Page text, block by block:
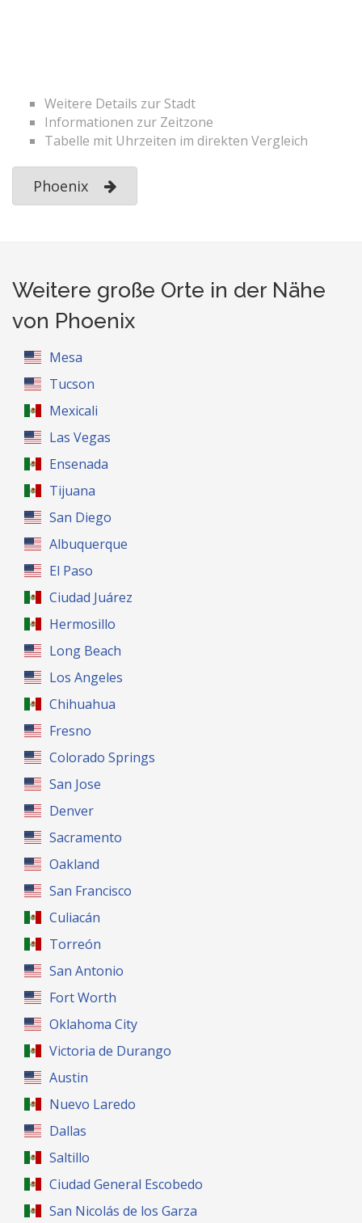
Weitere Details zur Stadt
Informationen zur Zeitzone
Tabelle mit Uhrzeiten im direkten Vergleich
Phoenix
Weitere große Orte in der Nähe
von Phoenix
Mesa
Tucson
Mexicali
Las Vegas
Ensenada
Tijuana
San Diego
Albuquerque
El Paso
Ciudad Juárez
Hermosillo
Long Beach
Los Angeles
Chihuahua
Fresno
Colorado Springs
San Jose
Denver
Sacramento
Oakland
San Francisco
Culiacán
Torreón
San Antonio
Fort Worth
Oklahoma City
Victoria de Durango
Austin
Nuevo Laredo
Dallas
Saltillo
Ciudad General Escobedo
San Nicolás de los Garza